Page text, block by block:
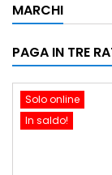
MARCHI
PAGA IN TRE
Solo online
In saldo!